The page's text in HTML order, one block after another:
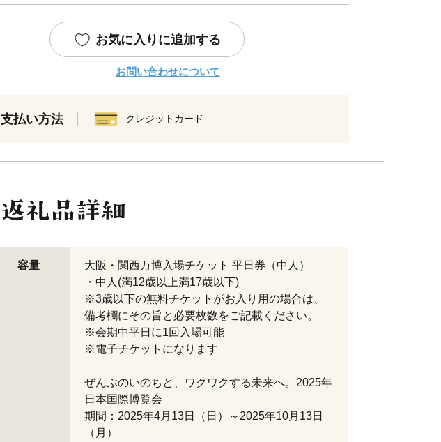
お気に入りに追加する
お問い合わせについて
支払い方法 クレジットカード
容量
大阪・関西万博入場チケット 平日券（中人）
・中人(満12歳以上満17歳以下)
※3歳以下の無料チケットがお入り用の場合は、
備考欄にその旨と必要枚数をご記載ください。
※会期中平日に1回入場可能
※電子チケットになります
ぜんぶのいのちと、ワクワクする未来へ。2025年
日本国際博覧会
期間：2025年4月13日（日）～2025年10月13日
（月）